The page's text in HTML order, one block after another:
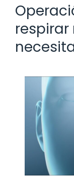
respirar